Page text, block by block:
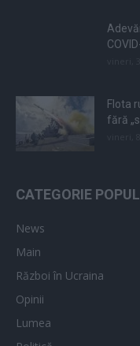
Flota
fără
CATEGORIE
News
Main
Război în Ucraina
Opinii
Lumea